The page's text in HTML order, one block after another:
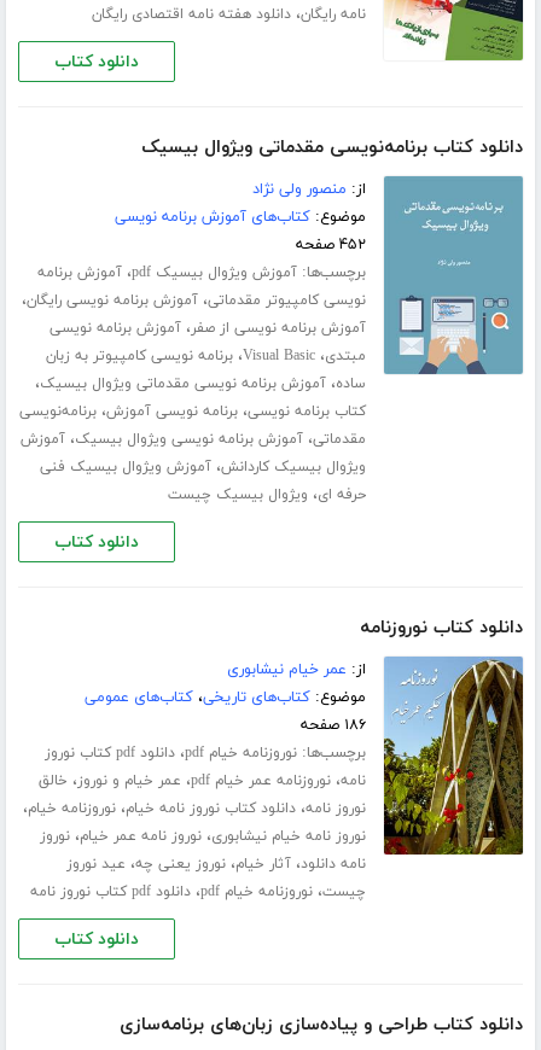
نامه رایگان،دانلود هفته نامه اقتصادی رایگان
دانلود کتاب
دانلود کتاب برنامه‌نویسی مقدماتی ویژوال بیسیک
از: منصور ولی نژاد
موضوع:کتاب‌های آموزش برنامه نویسی
۴۵۲ صفحه
برچسب‌ها:آموزش ویژوال بیسیک pdf ،آموزش برنامه
نویسی کامپیوتر مقدماتی،آموزش برنامه نویسی رایگان،
آموزش برنامه نویسی از صفر،آموزش برنامه نویسی
مبتدی،Visual Basic،برنامه نویسی کامپیوتر به زبان
ساده،آموزش برنامه نویسی مقدماتی ویژوال بیسیک،
کتاب برنامه نویسی،برنامه نویسی آموزش،برنامه‌نویسی
مقدماتی،آموزش برنامه نویسی ویژوال بیسیک،آموزش
ویژوال بیسیک کاردانش،آموزش ویژوال بیسیک فنی
حرفه ای، ویژوال بیسیک چیست
دانلود کتاب
دانلود کتاب نوروزنامه
از: عمر خیام نیشابوری
موضوع:کتاب‌های تاریخی،کتاب‌های عمومی
۱۸۶ صفحه
برچسب‌ها:نوروزنامه خیام pdf ،
دانلود pdf کتاب نوروز
نامه،نوروزنامه عمر خیام pdf ، عمر خیام و نوروز، خالق
نوروز نامه،دانلود کتاب نوروز نامه خیام،نوروزنامه خیام،
نوروز نامه خیام نیشابوری،نوروز نامه عمر خیام،نوروز
نامه دانلود،آثار خیام،نوروز یعنی چه، عید نوروز
چیست،نوروزنامه خیام pdf ،دانلود pdf کتاب نوروز نامه
دانلود کتاب
دانلود کتاب طراحی و پیاده‌سازی زبان‌های برنامه‌سازی